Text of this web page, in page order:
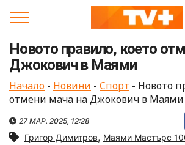
Новото правило, което
Джокович в Маями
Начало - Новини - Спорт - Новото
отмени мача на Джокович в Маями
27 МАР. 2025, 12:28
Григор Димитров, Маями Мастърс